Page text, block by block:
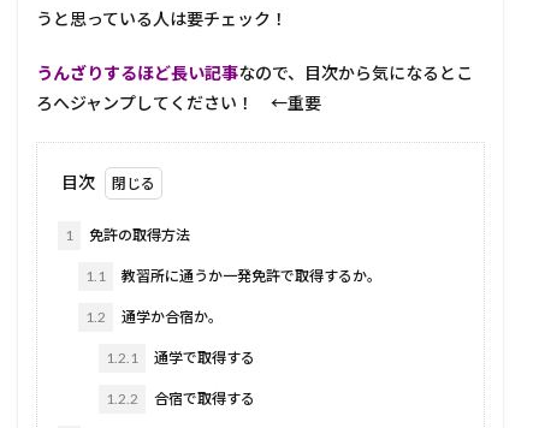
うと思っている人は要チェック！
うんざりするほど長い記事なので、目次から気になるとこ
ろへジャンプしてください！ ←重要
目次
1 免許の取得方法
1.1 教習所に通うか一発免許で取得するか。
1.2 通学か合宿か。
1.2.1 通学で取得する
1.2.2 合宿で取得する